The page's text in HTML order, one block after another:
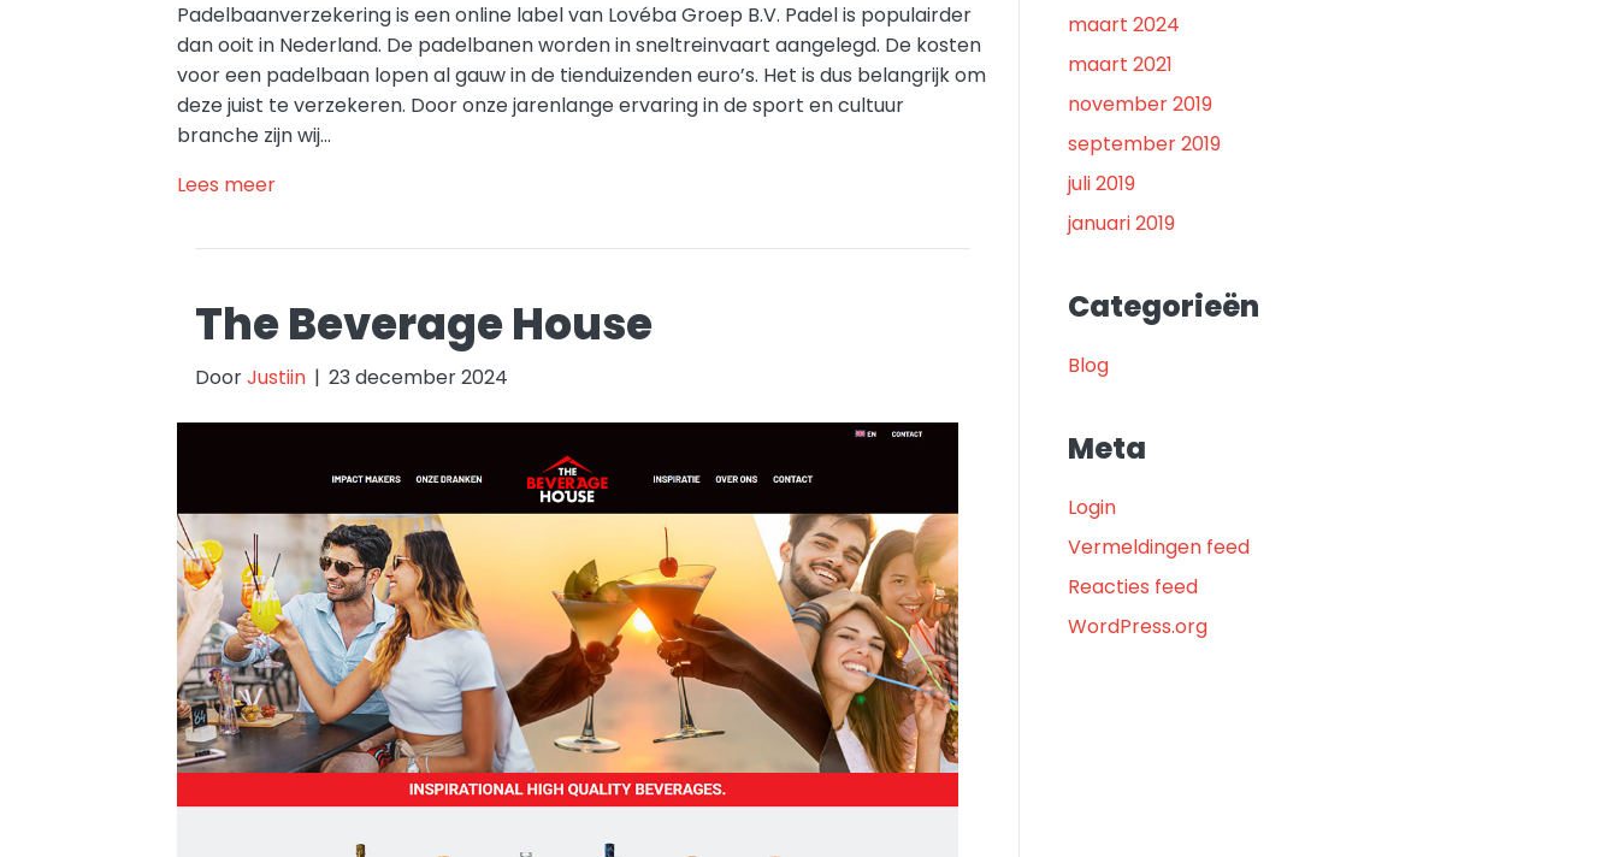
Padelbaanverzekering is een online label van Lovéba Groep B.V. Padel is populairder
dan ooit in Nederland. De padelbanen worden in sneltreinvaart aangelegd. De kosten
voor een padelbaan lopen al gauw in de tienduizenden euro’s. Het is dus belangrijk om
deze juist te verzekeren. Door onze jarenlange ervaring in de sport en cultuur
branche zijn wij…
Lees meer
The Beverage House
DoorJustiin | 23 december 2024
maart 2024
maart 2021
november 2019
september 2019
juli 2019
januari 2019
Categorieën
Blog
Meta
Login
Vermeldingen feed
Reacties feed
WordPress.org